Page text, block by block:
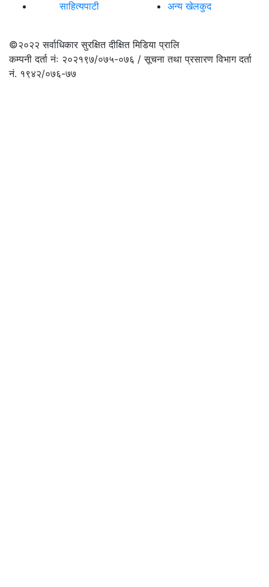
साहित्यपाटी अन्य खेलकुद
©२०२२सर्वाधिकार सुरक्षित दीक्षित मिडिया प्रालि
कम्पनी दर्ता नंः २०२१९७/०७५-०७६ / सूचना तथा प्रसारण विभाग दर्ता
नं. १९४२/०७६-७७